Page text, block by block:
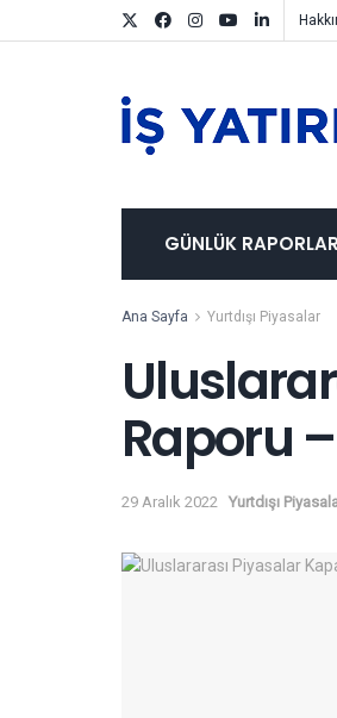
GÜNLÜK RAPORLAR
Ana Sayfa Yurtdışı Piyasalar
Raporu
29 Aralık 2022 Yurtdışı